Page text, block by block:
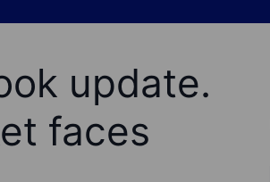
update.
faces